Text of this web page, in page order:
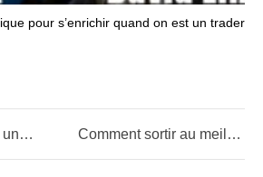
pour s’enrichir quand on est un trader
bourse? Comment sortir au meilleur moment de ses investissements boursiers (les plus rentables)?